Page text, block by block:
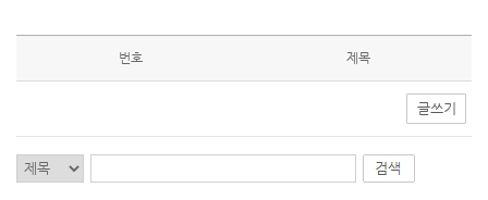
번호 제목
글쓰기